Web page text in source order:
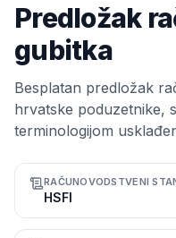
Predložak
gubitka
Besplatan predložak
hrvatske poduzetnike,
terminologijom
RAČUNOVODSTVENI
HSFI